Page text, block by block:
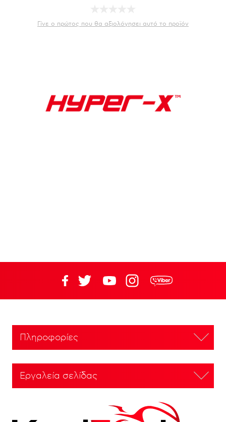
Γίνε ο πρώτος που θα αξιολόγησει αυτό το προϊόν
Πληροφορίες
Εργαλεία σελίδας